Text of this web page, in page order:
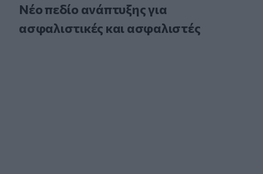
Νέο πεδίο ανάπτυξης για
ασφαλιστικές και ασφαλιστές